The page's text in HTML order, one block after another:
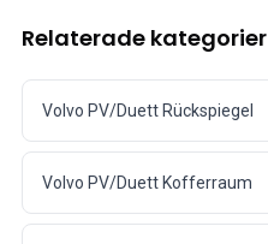
Relaterade kategorier
Volvo PV/Duett Rückspiegel
Volvo PV/Duett Kofferraum